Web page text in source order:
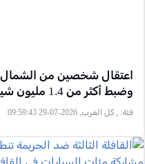
اعتقال شخصين من الشمال
وضبط أكثر من 1.4 مليون شيكل
فئة: , كل العرب, 2026-07-29 09:59:43